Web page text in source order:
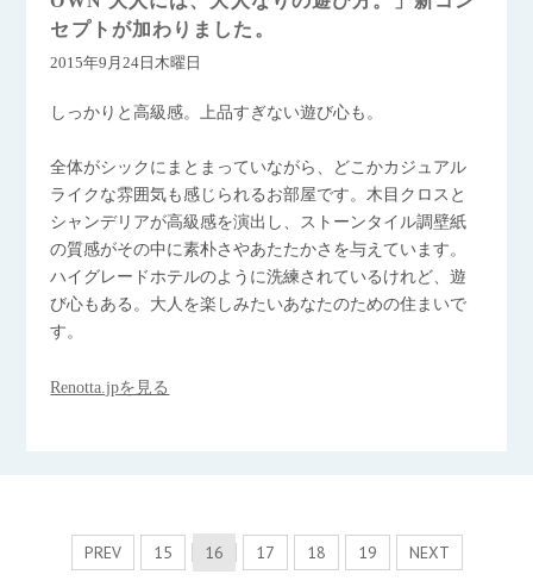
セプトが加わりました。
2015年9月24日木曜日
しっかりと高級感。上品すぎない遊び心も。
全体がシックにまとまっていながら、どこかカジュアル
ライクな雰囲気も感じられるお部屋です。木目クロスと
シャンデリアが高級感を演出し、ストーンタイル調壁紙
の質感がその中に素朴さやあたたかさを与えています。
ハイグレードホテルのように洗練されているけれど、遊
び心もある。大人を楽しみたいあなたのための住まいで
す。
Renotta.jpを見る
PREV 15 16 17 18 19 NEXT